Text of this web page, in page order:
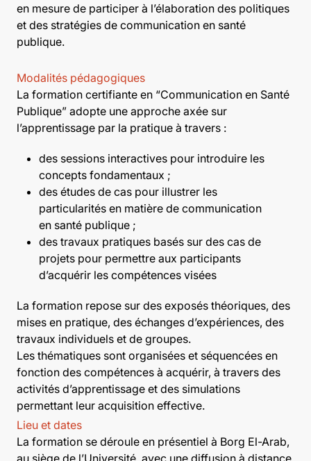
en mesure de participer à l’élaboration des politiques
et des stratégies de communication en santé
publique.
Modalités pédagogiques
La formation certifiante en “Communication en Santé
Publique” adopte une approche axée sur
l’apprentissage par la pratique à travers :
des sessions interactives pour introduire les
concepts fondamentaux ;
des études de cas pour illustrer les
particularités en matière de communication
en santé publique ;
des travaux pratiques basés sur des cas de
projets pour permettre aux participants
d’acquérir les compétences visées
La formation repose sur des exposés théoriques, des
mises en pratique, des échanges d’expériences, des
travaux individuels et de groupes.
Les thématiques sont organisées et séquencées en
fonction des compétences à acquérir, à travers des
activités d’apprentissage et des simulations
permettant leur acquisition effective.
Lieu et dates
La formation se déroule en présentiel à Borg El-Arab,
au siège de l’Université, avec une diffusion à distance